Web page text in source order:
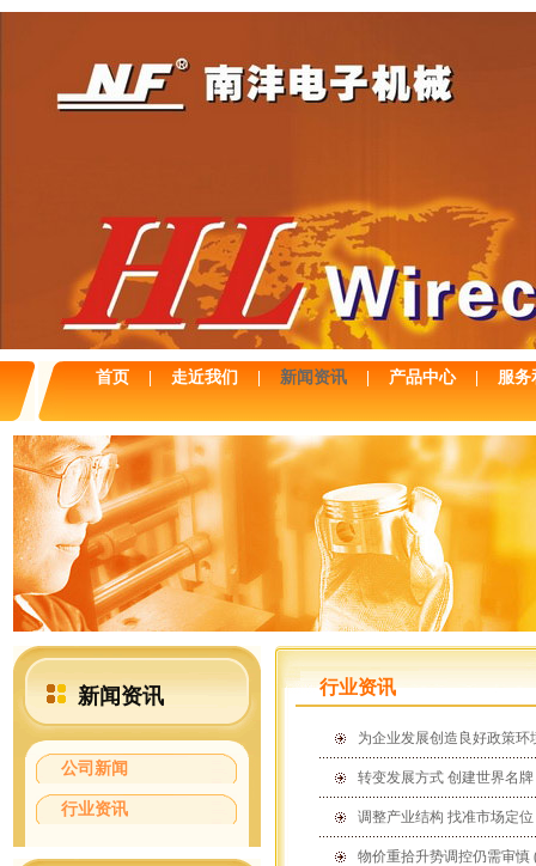
首页 走近我们 新闻资讯 产品中心 服务
新闻资讯
公司新闻
行业资讯
行业资讯
为企业发展创造良好政策环
转变发展方式 创建世界名牌
调整产业结构 找准市场定位
物价重拾升势调控仍需审慎